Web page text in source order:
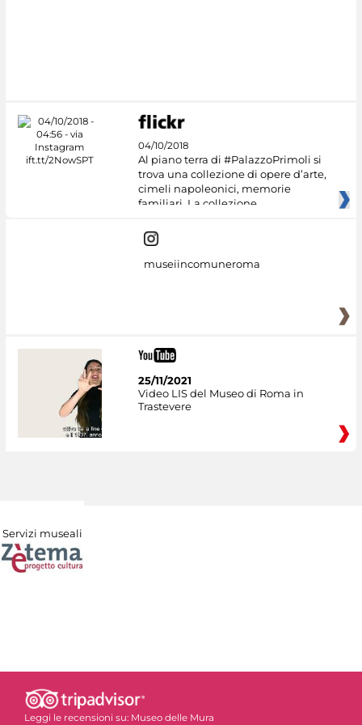
04/10/2018
Al piano terra di #PalazzoPrimoli si
trova una collezione di opere d’arte,
cimeli napoleonici, memorie
familiari. La collezione
museiincomuneroma
25/11/2021
Video LIS del Museo di Roma in
Trastevere
Servizi museali
Leggi le recensioni su: Museo delle Mura